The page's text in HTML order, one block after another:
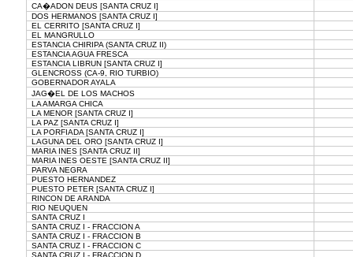
CA�ADON DEUS [SANTA CRUZ I]
DOS HERMANOS [SANTA CRUZ I]
EL CERRITO [SANTA CRUZ I]
EL MANGRULLO
ESTANCIA CHIRIPA (SANTA CRUZ II)
ESTANCIA AGUA FRESCA
ESTANCIA LIBRUN [SANTA CRUZ I]
GLENCROSS (CA-9, RIO TURBIO)
GOBERNADOR AYALA
JAG�EL DE LOS MACHOS
LA AMARGA CHICA
LA MENOR [SANTA CRUZ I]
LA PAZ [SANTA CRUZ I]
LA PORFIADA [SANTA CRUZ I]
LAGUNA DEL ORO [SANTA CRUZ I]
MARIA INES [SANTA CRUZ II]
MARIA INES OESTE [SANTA CRUZ II]
PARVA NEGRA
PUESTO HERNANDEZ
PUESTO PETER [SANTA CRUZ I]
RINCON DE ARANDA
RIO NEUQUEN
SANTA CRUZ I
SANTA CRUZ I - FRACCION A
SANTA CRUZ I - FRACCION B
SANTA CRUZ I - FRACCION C
SANTA CRUZ I - FRACCION D